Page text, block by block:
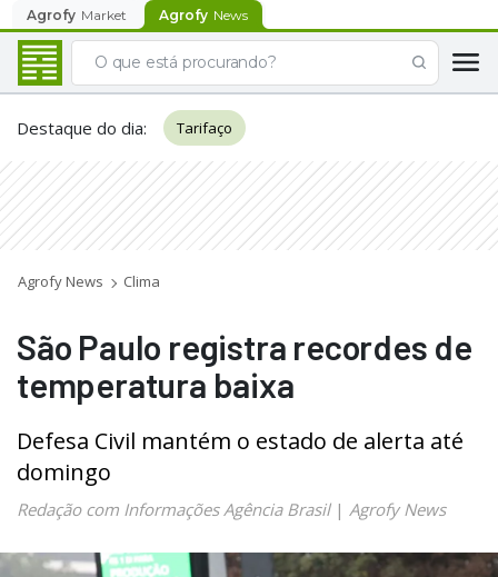
Agrofy Market Agrofy News
Destaque do dia: Tarifaço
Agrofy News Clima
São Paulo registra recordes de
temperatura baixa
Defesa Civil mantém o estado de alerta até
domingo
Redação com Informações Agência Brasil| Agrofy News